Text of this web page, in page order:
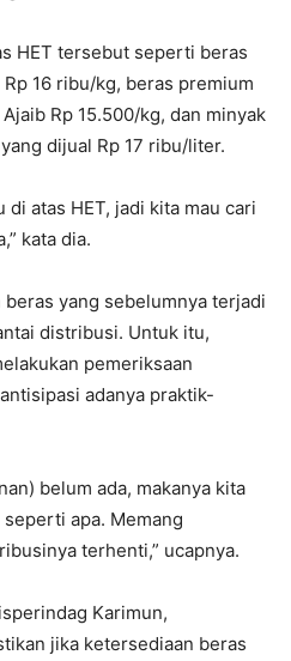
HET tersebut seperti beras
16 ribu/kg, beras premium
Rp 15.500/kg, dan minyak
dijual Rp 17 ribu/liter.
di atas HET, jadi kita mau cari
kata dia.
yang sebelumnya terjadi
distribusi. Untuk itu,
pemeriksaan
adanya praktik-
belum ada, makanya kita
apa. Memang
terhenti,” ucapnya.
Karimun,
jika ketersediaan beras